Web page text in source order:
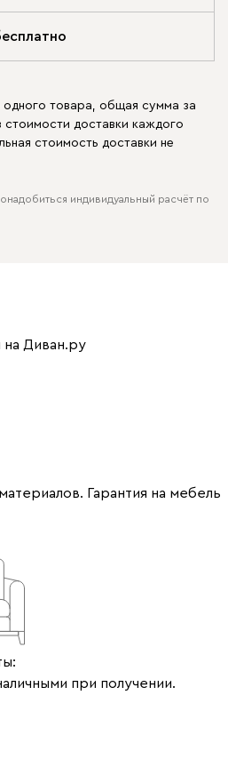
товара, общая сумма за
стоимости доставки каждого
стоимость доставки не
индивидуальный расчёт по
Диван.ру
Гарантия на мебель
при получении.